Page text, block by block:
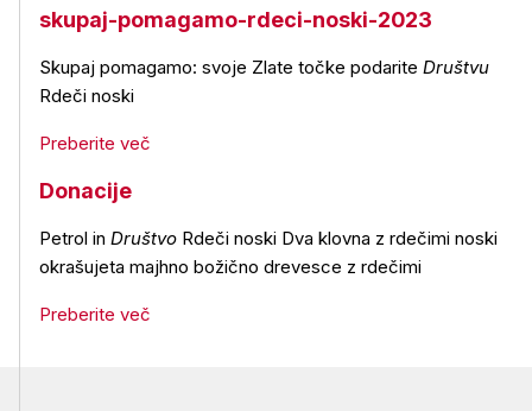
skupaj-pomagamo-rdeci-noski-2023
Skupaj pomagamo: svoje Zlate točke podarite Društvu
Rdeči noski
Preberite več
Donacije
Petrol in Društvo Rdeči noski Dva klovna z rdečimi noski
okrašujeta majhno božično drevesce z rdečimi
Preberite več